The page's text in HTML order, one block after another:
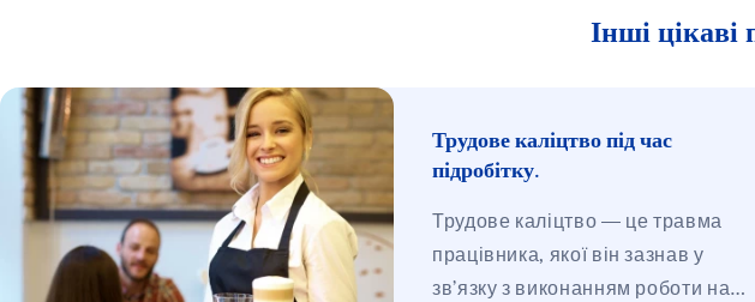
Інші цікаві
Трудове каліцтво під час
підробітку.
Трудове каліцтво — це травма
працівника, якої він зазнав у
зв’язку з виконанням роботи на